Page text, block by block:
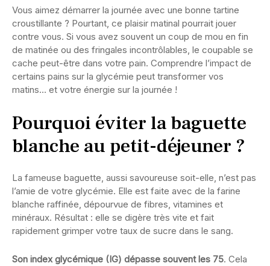
Vous aimez démarrer la journée avec une bonne tartine
croustillante ? Pourtant, ce plaisir matinal pourrait jouer
contre vous. Si vous avez souvent un coup de mou en fin
de matinée ou des fringales incontrôlables, le coupable se
cache peut-être dans votre pain. Comprendre l’impact de
certains pains sur la glycémie peut transformer vos
matins… et votre énergie sur la journée !
Pourquoi éviter la baguette
blanche au petit-déjeuner ?
La fameuse baguette, aussi savoureuse soit-elle, n’est pas
l’amie de votre glycémie. Elle est faite avec de la farine
blanche raffinée, dépourvue de fibres, vitamines et
minéraux. Résultat : elle se digère très vite et fait
rapidement grimper votre taux de sucre dans le sang.
Son index glycémique (IG) dépasse souvent les 75. Cela